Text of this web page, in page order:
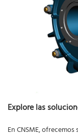
Explore las
En CNSME,